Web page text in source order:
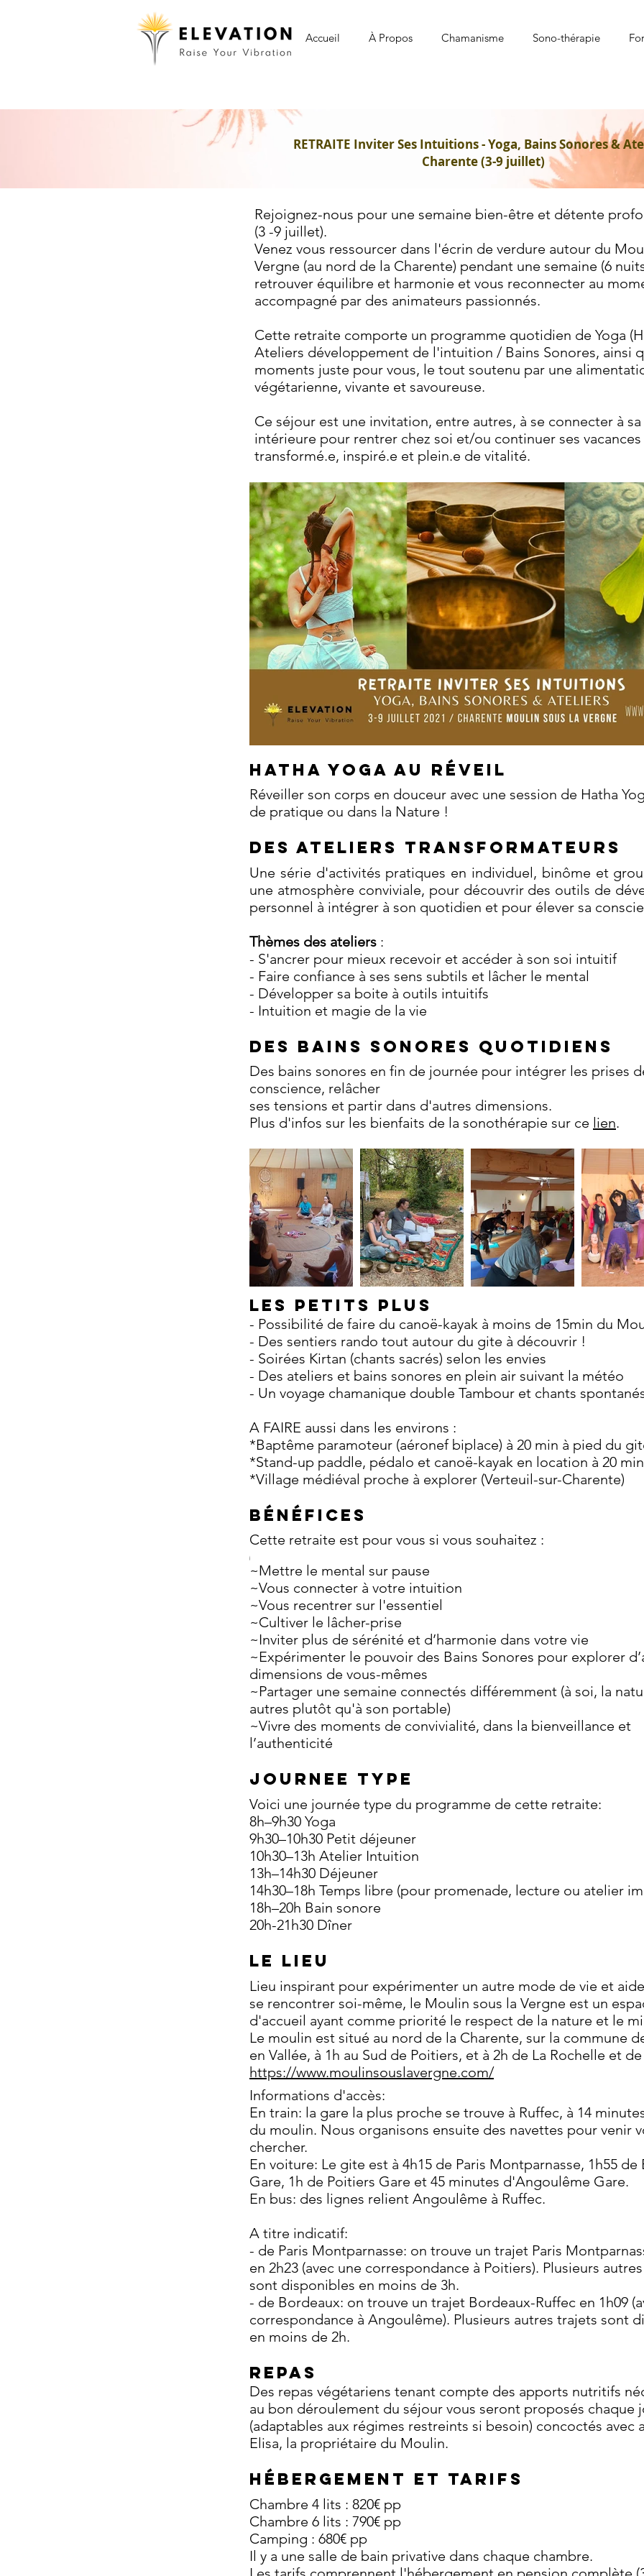
Accueil À Propos Chamanisme Sono-thérapie
RETRAITE Inviter Ses Intuitions - Yoga, Bains Sonores &
Charente (3-9 juillet)
Rejoignez-nous pour une semaine bien-être et détente
(3 -9 juillet).
Venez vous ressourcer dans l'écrin de verdure autour du
Vergne (au nord de la Charente) pendant une semaine (6
retrouver équilibre et harmonie et vous reconnecter au
accompagné par des animateurs passionnés.
Cette retraite comporte un programme quotidien de Yoga
Ateliers développement de l'intuition / Bains Sonores, ainsi
moments juste pour vous, le tout soutenu par une
végétarienne, vivante et savoureuse.
Ce séjour est une invitation, entre autres, à se connecter à
intérieure pour rentrer chez soi et/ou continuer ses vacances
transformé.e, inspiré.e et plein.e de vitalité.
Hatha Yoga au réveil
Réveiller son corps en douceur avec une session de Hatha
de pratique ou dans la Nature !
DES ATELIERS TRANSFORMATEURS
Une série d'activités pratiques en individuel, binôme et
une atmosphère conviviale, pour découvrir des outils de
personnel à intégrer à son quotidien et pour élever sa
Thèmes des ateliers :
- S'ancrer pour mieux recevoir et accéder à son soi intuitif
- Faire confiance à ses sens subtils et lâcher le mental
- Développer sa boite à outils intuitifs
- Intuition et magie de la vie
Des Bains Sonores quotidiens
Des bains sonores en fin de journée pour intégrer les prises
conscience, relâcher
ses tensions et partir dans d'autres dimensions.
Plus d'infos sur les bienfaits de la sonothérapie sur ce lien.
LES PETITS PLUS
- Possibilité de faire du canoë-kayak à moins de 15min du
- Des sentiers rando tout autour du gite à découvrir !
- Soirées Kirtan (chants sacrés) selon les envies
- Des ateliers et bains sonores en plein air suivant la météo
- Un voyage chamanique double Tambour et chants
A FAIRE aussi dans les environs :
*Baptême paramoteur (aéronef biplace) à 20 min à pied du
*Stand-up paddle, pédalo et canoë-kayak en location à 20 min
*Village médiéval proche à explorer (Verteuil-sur-Charente)
BéNéFICES
Cette retraite est pour vous si vous souhaitez :
j
~Mettre le mental sur pause
~Vous connecter à votre intuition
~Vous recentrer sur l'essentiel
~Cultiver le lâcher-prise
~Inviter plus de sérénité et d’harmonie dans votre vie
~Expérimenter le pouvoir des Bains Sonores pour explorer
dimensions de vous-mêmes
~Partager une semaine connectés différemment (à soi, la
autres plutôt qu'à son portable)
~Vivre des moments de convivialité, dans la bienveillance et
l’authenticité
JOURNEE TYPE
Voici une journée type du programme de cette retraite:
8h–9h30 Yoga
9h30–10h30 Petit déjeuner
10h30–13h Atelier Intuition
13h–14h30 Déjeuner
14h30–18h Temps libre (pour promenade, lecture ou atelier
18h–20h Bain sonore
20h-21h30 Dîner
LE LIEU
Lieu inspirant pour expérimenter un autre mode de vie et
se rencontrer soi-même, le Moulin sous la Vergne est un
d'accueil ayant comme priorité le respect de la nature et le
Le moulin est situé au nord de la Charente, sur la commune
en Vallée, à 1h au Sud de Poitiers, et à 2h de La Rochelle et
https://www.moulinsouslavergne.com/
Informations d'accès:
En train: la gare la plus proche se trouve à Ruffec, à 14
du moulin. Nous organisons ensuite des navettes pour venir
chercher.
En voiture: Le gite est à 4h15 de Paris Montparnasse, 1h55 de
Gare, 1h de Poitiers Gare et 45 minutes d'Angoulême Gare.
En bus: des lignes relient Angoulême à Ruffec.
A titre indicatif:
- de Paris Montparnasse: on trouve un trajet Paris
en 2h23 (avec une correspondance à Poitiers). Plusieurs
sont disponibles en moins de 3h.
- de Bordeaux: on trouve un trajet Bordeaux-Ruffec en 1h09
correspondance à Angoulême). Plusieurs autres trajets sont
en moins de 2h.
REPAS
Des repas végétariens tenant compte des apports nutritifs
au bon déroulement du séjour vous seront proposés chaque
(adaptables aux régimes restreints si besoin) concoctés avec
Elisa, la propriétaire du Moulin.
hébergement et tarifs
Chambre 4 lits : 820€ pp
Chambre 6 lits : 790€ pp
Camping : 680€ pp
Il y a une salle de bain privative dans chaque chambre.